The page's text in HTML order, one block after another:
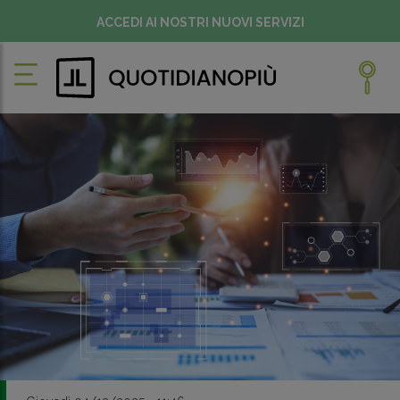
ACCEDI AI NOSTRI NUOVI SERVIZI